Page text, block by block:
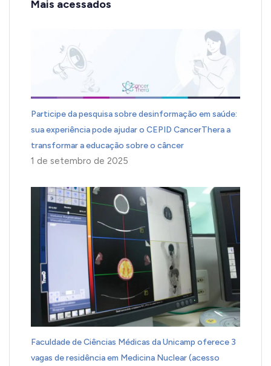
Mais acessados
Participe da pesquisa sobre desinformação em saúde:
sua experiência pode ajudar o CEPID CancerThera a
transformar a educação sobre o câncer
1 de setembro de 2025
Faculdade de Ciências Médicas da Unicamp oferece 3
vagas de residência em Medicina Nuclear (acesso